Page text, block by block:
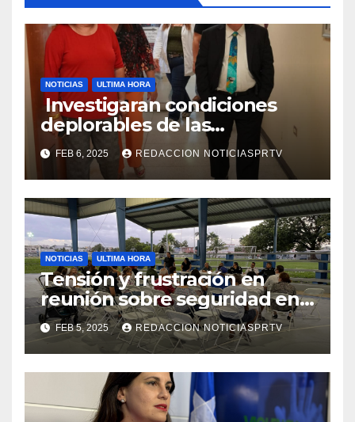
NOTICIAS ULTIMA HORA
Investigaran condiciones
deplorables de las
facilidades el Departamento
de la Salud en Mayagüez
FEB 6, 2025 REDACCION NOTICIASPRTV
NOTICIAS ULTIMA HORA
Tensión y frustración en
reunión sobre seguridad en
Reparto Metropolitano
FEB 5, 2025 REDACCION NOTICIASPRTV